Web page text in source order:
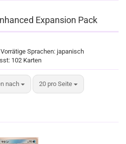
Expansion Pack
Sprachen: japanisch
102 Karten
nach
nach 20 pro Seite
pro Seite